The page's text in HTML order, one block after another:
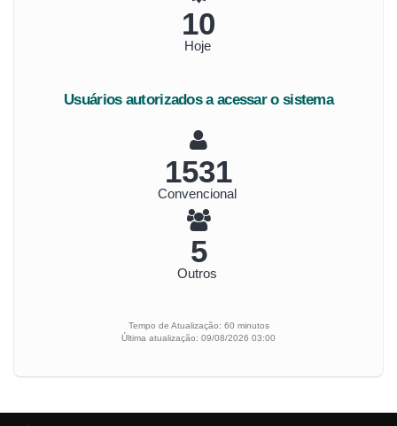
11
Hoje
Usuários autorizados a acessar o sistema
1715
Convencional
6
Outros
Tempo de Atualização: 60 minutos
Última atualização: 09/08/2026 03:00